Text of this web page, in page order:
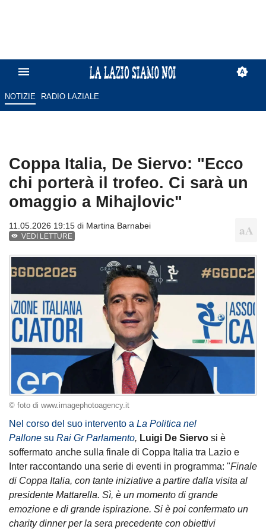
NOTIZIE RADIO LAZIALE
Coppa Italia, De Siervo: "Ecco
chi porterà il trofeo. Ci sarà un
omaggio a Mihajlovic"
11.05.2026 19:15 di Martina Barnabei
VEDI LETTURE
© foto di www.imagephotoagency.it
Nel corso del suo intervento a La Politica nel
Pallone su Rai Gr Parlamento, Luigi De Siervo si è
soffermato anche sulla finale di Coppa Italia tra Lazio e
Inter raccontando una serie di eventi in programma: "Finale
di Coppa Italia, con tante iniziative a partire dalla visita al
presidente Mattarella. Sì, è un momento di grande
emozione e di grande ispirazione. Si è poi confermato un
charity dinner per la sera precedente con obiettivi